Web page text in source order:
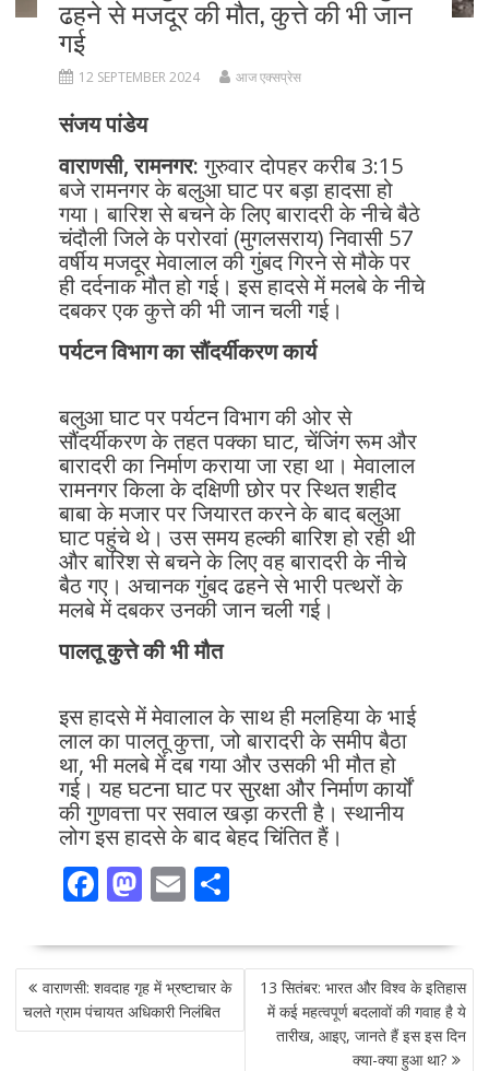
ढहने से मजदूर की मौत, कुत्ते की भी जान
गई
12 SEPTEMBER 2024 आज एक्सप्रेस
संजय पांडेय
वाराणसी, रामनगर:गुरुवार दोपहर करीब 3:15
बजे रामनगर के बलुआ घाट पर बड़ा हादसा हो
गया। बारिश से बचने के लिए बारादरी के नीचे बैठे
चंदौली जिले के परोरवां (मुगलसराय) निवासी 57
वर्षीय मजदूर मेवालाल की गुंबद गिरने से मौके पर
ही दर्दनाक मौत हो गई। इस हादसे में मलबे के नीचे
दबकर एक कुत्ते की भी जान चली गई।
पर्यटन विभाग का सौंदर्यीकरण कार्य
बलुआ घाट पर पर्यटन विभाग की ओर से
सौंदर्यीकरण के तहत पक्का घाट, चेंजिंग रूम और
बारादरी का निर्माण कराया जा रहा था। मेवालाल
रामनगर किला के दक्षिणी छोर पर स्थित शहीद
बाबा के मजार पर जियारत करने के बाद बलुआ
घाट पहुंचे थे। उस समय हल्की बारिश हो रही थी
और बारिश से बचने के लिए वह बारादरी के नीचे
बैठ गए। अचानक गुंबद ढहने से भारी पत्थरों के
मलबे में दबकर उनकी जान चली गई।
पालतू कुत्ते की भी मौत
इस हादसे में मेवालाल के साथ ही मलहिया के भाई
लाल का पालतू कुत्ता, जो बारादरी के समीप बैठा
था, भी मलबे में दब गया और उसकी भी मौत हो
गई। यह घटना घाट पर सुरक्षा और निर्माण कार्यों
की गुणवत्ता पर सवाल खड़ा करती है। स्थानीय
लोग इस हादसे के बाद बेहद चिंतित हैं।
F
ac
e
b
o
M
as
to
d
o
E
m
ai
l
S
ar
e
POST
NAVIGATION
वाराणसी: शवदाह गृह में भ्रष्टाचार के
चलते ग्राम पंचायत अधिकारी निलंबित
13 सितंबर: भारत और विश्व के इतिहास
में कई महत्वपूर्ण बदलावों की गवाह है ये
तारीख, आइए, जानते हैं इस इस दिन
क्या-क्या हुआ था?